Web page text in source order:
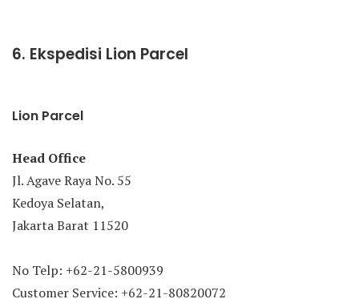
6. Ekspedisi Lion Parcel
Lion Parcel
Head Office
Jl. Agave Raya No. 55
Kedoya Selatan,
Jakarta Barat 11520
No Telp: +62-21-5800939
Customer Service: +62-21-80820072